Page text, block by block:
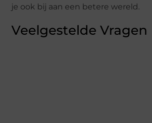
je ook bij aan een betere wereld.
Veelgestelde Vragen